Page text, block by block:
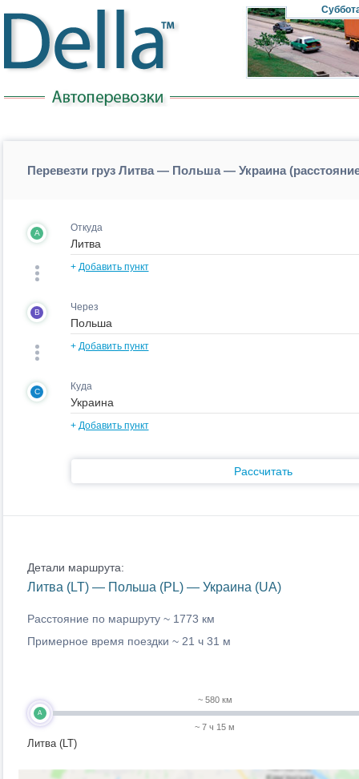
Перевезти груз Литва — Польша — Украина
A Откуда
+ Добавить пункт
B Через
+ Добавить пункт
C Куда
+ Добавить пункт
Рассчитать
Детали маршрута:
Литва (LT) — Польша (PL) — Украина (UA)
Расстояние по маршруту ~ 1773 км
Примерное время поездки ~ 21 ч 31 м
A
Литва (LT)
~ 580 км
~ 7 ч 15 м